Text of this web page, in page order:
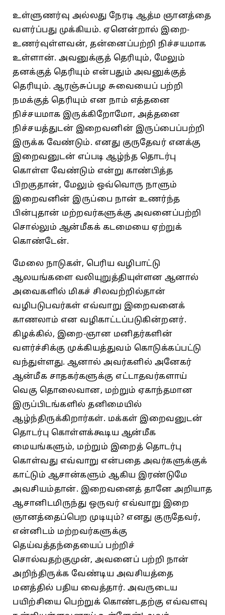
உள்ளுணர்வு அல்லது நேரடி ஆத்ம ஞானத்தை
வளர்ப்பது முக்கியம்‌. ஏனென்றால்‌ இறை-
உணர்வுள்ளவன்‌, தன்னைப்பற்றி நிச்சயமாக
உள்ளான்‌. அவனுக்குத்‌ தெரியும்‌, மேலும்‌
தனக்குத்‌ தெரியும்‌ என்பதும்‌ அவனுக்குத்‌
தெரியும்‌. ஆரஞ்சுப்பழ சுவையைப்‌ பற்றி
நமக்குத்‌ தெரியும்‌ என நாம்‌ எத்தனை
நிச்சயமாக இருக்கிறோமோ, அத்தனை
நிச்சயத்துடன்‌ இறைவனின்‌ இருப்பைப்‌பற்றி
இருக்க வேண்டும்‌. எனது குருதேவர்‌ எனக்கு
இறைவனுடன்‌ எப்படி ஆழ்ந்த தொடர்பு
கொள்ள வேண்டும்‌ என்று காண்பித்த
பிறகுதான்‌, மேலும்‌ ஒவ்வொரு நாளும்‌
இறைவனின்‌ இருப்பை நான்‌ உணர்ந்த
பின்புதான்‌ மற்றவர்களுக்கு அவனைப்பற்றி
சொல்லும்‌ ஆன்மீகக்‌ கடமையை ஏற்றுக்‌
கொண்டேன்‌.
மேலை நாடுகள்‌, பெரிய வழிபாட்டு
ஆலயங்களை வலியுறுத்தியுள்ளன ஆனால்‌
அவைகளில்‌ மிகச்‌ சிலவற்றில்தான்‌
வழிபடுபவர்கள்‌ எவ்வாறு இறைவனைக்‌
காணலாம்‌ என வழிகாட்டப்படுகின்றனர்‌.
கிழக்கில்‌, இறை-ஞான மனிதர்களின்‌
வளர்ச்சிக்கு முக்கியத்துவம்‌ கொடுக்கப்பட்டு
வந்துள்ளது. ஆனால்‌ அவர்களில்‌ அனேகர்‌
ஆன்மீக சாதகர்களுக்கு எட்டாதவர்களாய்‌
வெகு தொலைவான, மற்றும்‌ ஏகாந்தமான
இருப்பிடங்களில்‌ தனிமையில்‌
ஆழ்ந்திருக்கிறார்கள்‌. மக்கள்‌ இறைவனுடன்‌
தொடர்பு கொள்ளக்கூடிய ஆன்மீக
மையங்களும்‌, மற்றும்‌ இறைத்‌ தொடர்பு
கொள்வது எவ்வாறு என்பதை அவர்களுக்குக்‌
காட்டும்‌ ஆசான்களும்‌ ஆகிய இரண்டுமே
அவசியம்தான்‌. இறைவனைத்‌ தானே அறியாத
ஆசானிடமிருந்து ஒருவர்‌ எவ்வாறு இறை
ஞானத்தைப்‌பெற முடியும்‌? எனது குருதேவர்‌,
என்னிடம்‌ மற்றவர்களுக்கு
தெய்வத்தந்தையைப்‌ பற்றிச்‌
சொல்வதற்குமுன்‌, அவனைப்‌ பற்றி நான்‌
அறிந்திருக்க வேண்டிய அவசியத்தை
மனத்தில்‌ பதிய வைத்தார்‌. அவருடைய
பயிற்சியை பெற்றுக்‌ கொண்டதற்கு எவ்வளவு